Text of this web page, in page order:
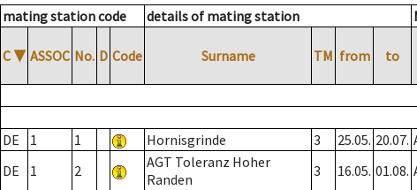
mating station code details of mating station
C ▼ ASSOC No. D Code Surname TM from to
DE
1 1 Hornisgrinde 3 25.05. 20.07.
DE
1 2
AGT Toleranz Hoher
Randen
3 16.05. 01.08.